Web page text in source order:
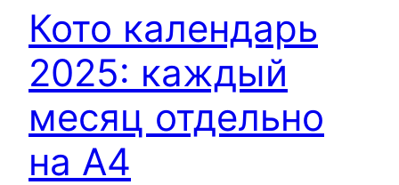
Кото календарь
2025: каждый
месяц отдельно
на А4